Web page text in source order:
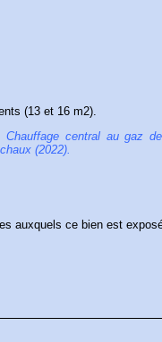
(13 et 16 m2).
Chauffage central au gaz
(2022).
auxquels ce bien est